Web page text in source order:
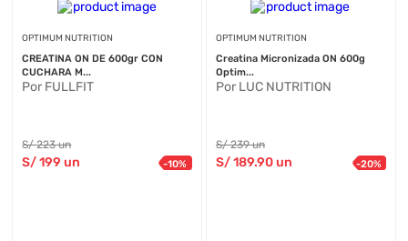
OPTIMUM NUTRITION
CREATINA ON DE 600gr CON
CUCHARA M...
Por FULLFIT
S/223 un
S/199 un -10%
OPTIMUM NUTRITION
Creatina Micronizada ON 600g
Optim...
Por LUC NUTRITION
S/239 un
S/189.90un -20%